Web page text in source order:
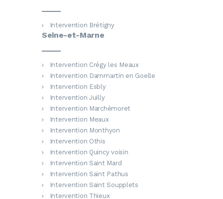
Intervention Brétigny
Seine-et-Marne
Intervention Crégy les Meaux
Intervention Dammartin en Goelle
Intervention Esbly
Intervention Juilly
Intervention Marchémoret
Intervention Meaux
Intervention Monthyon
Intervention Othis
Intervention Quincy voisin
Intervention Saint Mard
Intervention Saint Pathus
Intervention Saint Soupplets
Intervention Thieux